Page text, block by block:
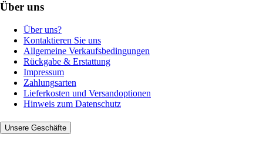
Über uns
Über uns?
Kontaktieren Sie uns
Allgemeine Verkaufsbedingungen
Rückgabe & Erstattung
Impressum
Zahlungsarten
Lieferkosten und Versandoptionen
Hinweis zum Datenschutz
Unsere Geschäfte